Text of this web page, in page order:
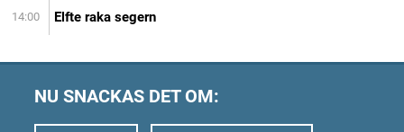
14:00 Elfte raka segern
NU SNACKAS DET OM: